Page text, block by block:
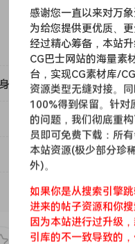
DSTech Original Syn、
添加了源自二次多模谐
妙或激进的色彩。使用
重的打击垫，一切变得
人兴奋的数字合成新世
系列和 Prophet VS，只
数千种波形，为您带来不
极虚拟乐器，可让您重
每种声音类别。华丽的
合成器集合的简单复制
NordLead 1 产生的原始
VIP）吗？
感谢您一直以来对万
为给您提供更优质、
经过精心筹备，本站
CG巴士网站的海量素
台，实现CG素材库/
资源类型无缝对接。
100%得到保留。针对
的问题，我们彻底重
员即可免费下载：所
本站资源(极少部分珍
外)。
如果你是从搜索引擎
进来的帖子资源和你
因为本站进行过升级
引库的不一致导致的